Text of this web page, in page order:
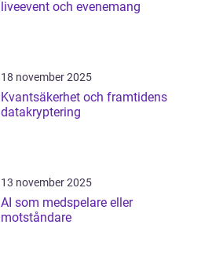
liveevent och evenemang
18 november 2025
Kvantsäkerhet och framtidens
datakryptering
13 november 2025
AI som medspelare eller
motståndare